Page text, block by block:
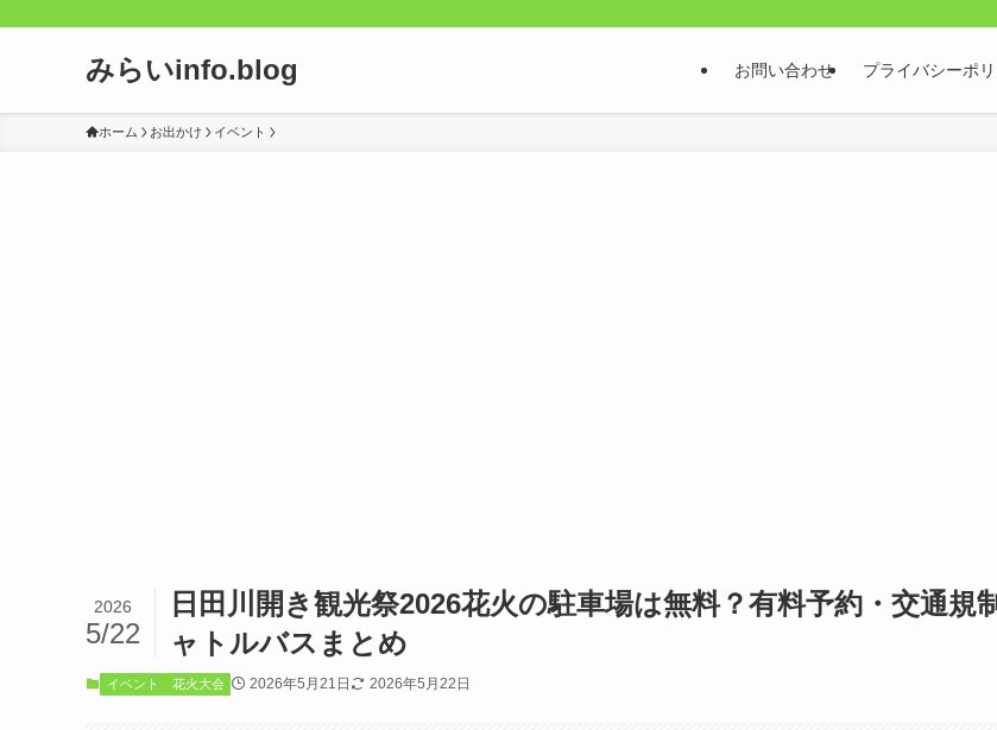
みらいinfo.blog お問い合わせ プライバシーポ
ホーム お出かけ イベント
日田川開き観光祭2026花火の駐車場は無料？有料予約・交通規
ャトルバスまとめ
2026
5/22
イベント 花火大会 2026年5月21日 2026年5月22日